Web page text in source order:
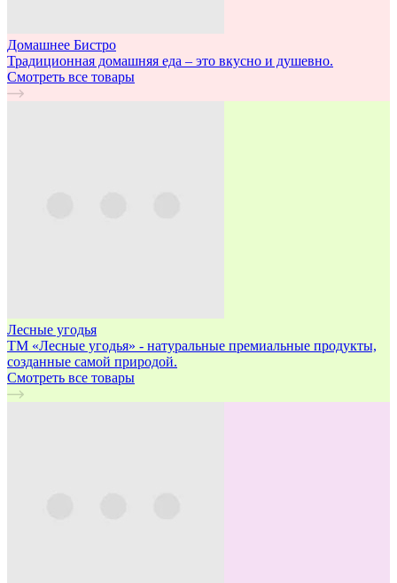
Домашнее Бистро
Традиционная домашняя еда – это вкусно и душевно.
Смотреть все товары
Лесные угодья
ТМ «Лесные угодья» - натуральные премиальные продукты,
созданные самой природой.
Смотреть все товары